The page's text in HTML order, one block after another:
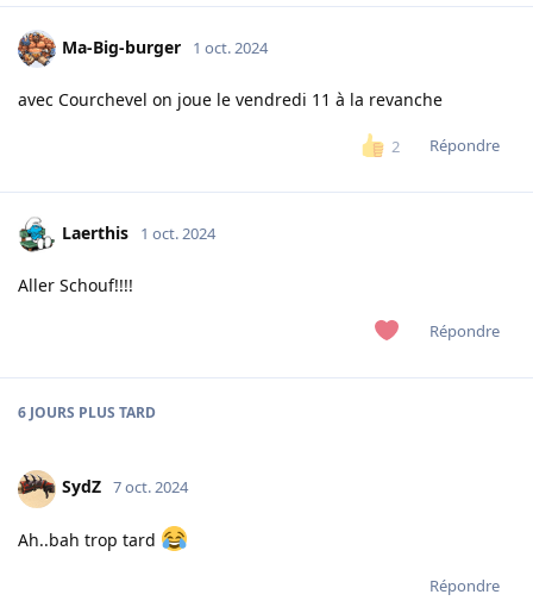
Ma-Big-burger 1 oct. 2024
avec Courchevel on joue le vendredi 11 à la revanche
2 Répondre
Laerthis 1 oct. 2024
Aller Schouf!!!!
Répondre
6 JOURS PLUS TARD
SydZ 7 oct. 2024
Ah..bah trop tard
Répondre